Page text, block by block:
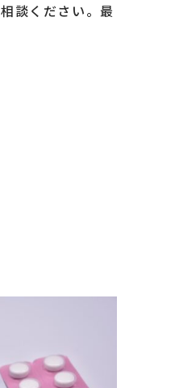
談ください。最